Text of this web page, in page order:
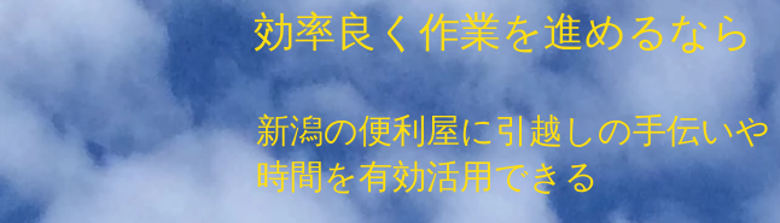
効率良く作業を進めるなら
新潟の便利屋に引越しの手伝い
時間を有効活用できる